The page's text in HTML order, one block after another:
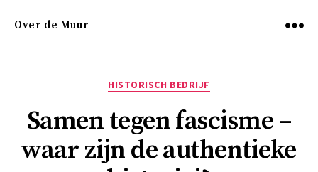
Over de Muur
Categorieën
HISTORISCH BEDRIJF
Samen tegen fascisme –
waar zijn de authentieke